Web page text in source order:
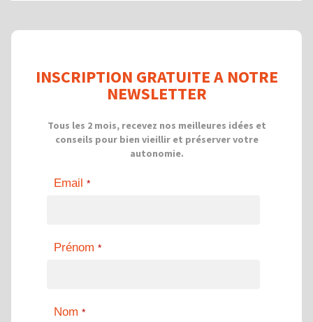
INSCRIPTION GRATUITE A NOTRE
NEWSLETTER
Tous les 2 mois, recevez nos meilleures idées et
conseils pour bien vieillir et préserver votre
autonomie.
Email *
Prénom *
Nom *